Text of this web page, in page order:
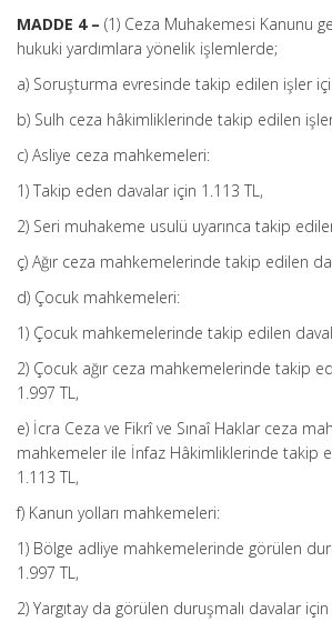
MADDE 4 – (1) Ceza Muhakemesi Kanunu
hukuki yardımlara yönelik işlemlerde;
a) Soruşturma evresinde takip edilen işler
b) Sulh ceza hâkimliklerinde takip edilen
c) Asliye ceza mahkemeleri:
1) Takip eden davalar için 1.113 TL,
2) Seri muhakeme usulü uyarınca takip
ç) Ağır ceza mahkemelerinde takip edilen
d) Çocuk mahkemeleri:
1) Çocuk mahkemelerinde takip edilen
2) Çocuk ağır ceza mahkemelerinde takip
1.997 TL,
e) İcra Ceza ve Fikrî ve Sınaî Haklar ceza
mahkemeler ile İnfaz Hâkimliklerinde takip
1.113 TL,
f) Kanun yolları mahkemeleri:
1) Bölge adliye mahkemelerinde görülen
1.997 TL,
2) Yargıtay da görülen duruşmalı davalar için